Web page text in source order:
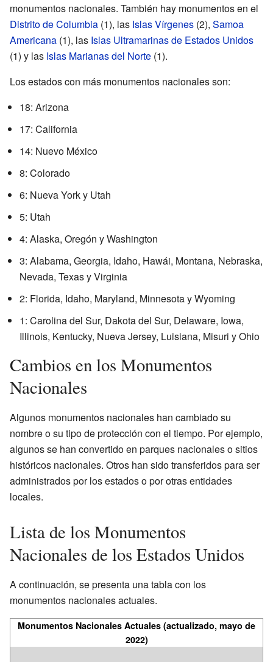
monumentos nacionales. También hay monumentos en el
Distrito de Columbia (1), las Islas Vírgenes (2), Samoa
Americana (1), las Islas Ultramarinas de Estados Unidos
(1) y las Islas Marianas del Norte (1).
Los estados con más monumentos nacionales son:
18: Arizona
17: California
14: Nuevo México
8: Colorado
6: Nueva York y Utah
5: Utah
4: Alaska, Oregón y Washington
3: Alabama, Georgia, Idaho, Hawái, Montana, Nebraska,
Nevada, Texas y Virginia
2: Florida, Idaho, Maryland, Minnesota y Wyoming
1: Carolina del Sur, Dakota del Sur, Delaware, Iowa,
Illinois, Kentucky, Nueva Jersey, Luisiana, Misuri y Ohio
Cambios en los Monumentos
Nacionales
Algunos monumentos nacionales han cambiado su
nombre o su tipo de protección con el tiempo. Por ejemplo,
algunos se han convertido en parques nacionales o sitios
históricos nacionales. Otros han sido transferidos para ser
administrados por los estados o por otras entidades
locales.
Lista de los Monumentos
Nacionales de los Estados Unidos
A continuación, se presenta una tabla con los
monumentos nacionales actuales.
Monumentos Nacionales Actuales (actualizado, mayo de
2022)